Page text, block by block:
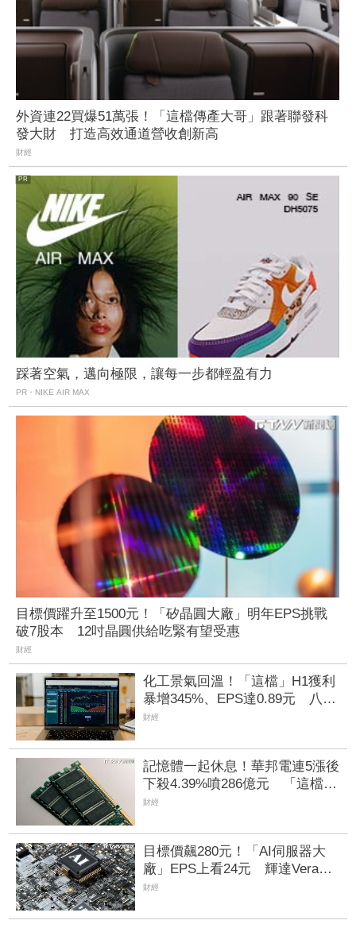
外資連22買爆51萬張！「這檔傳產大哥」跟著聯發科
發大財 打造高效通道營收創新高
財經
踩著空氣，邁向極限，讓每一步都輕盈有力
PR・NIKE AIR MAX
目標價躍升至1500元！「矽晶圓大廠」明年EPS挑戰
破7股本 12吋晶圓供給吃緊有望受惠
財經
化工景氣回溫！「這檔」H1獲利
暴增345%、EPS達0.89元 八大
公股調節逾千萬元
財經
記憶體一起休息！華邦電連5漲後
下殺4.39%噴286億元 「這檔」
累漲40%後也走弱炸315億元
財經
目標價飆280元！「AI伺服器大
廠」EPS上看24元 輝達Vera
Rubin、超微Helios量產營運爆發
財經